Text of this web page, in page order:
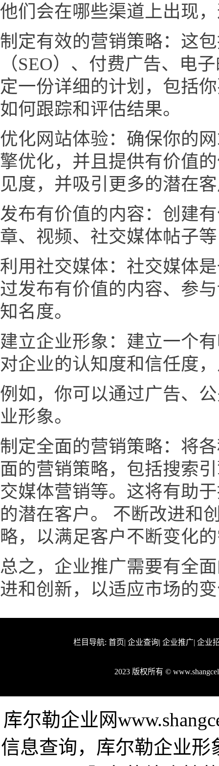
他们会在哪些渠道上出现
制定有效的营销策略：这
（SEO）、付费广告、电
定一份详细的计划，包括
如何跟踪和评估结果。
优化网站体验：确保你的
擎优化，并且提供有价值
见度，并吸引更多的潜在
发布有价值的内容：创建
章、视频、社交媒体帖子
利用社交媒体：社交媒体
过发布有价值的内容、参
知名度。
建立企业形象：建立一个
对企业的认知度和信任度
例如，你可以通过广告、
业形象。
制定全面的营销策略：将
面的营销策略，包括搜索
交媒体营销等。这将有助
的潜在客户。 不断改进和
略，以满足客户不断变化
总之，企业推广需要有全
进和创新，以适应市场的
栏目导航: 首页| 企业查询| 企业推广| 企业
2023 版权所有 ©
库尔勒企业网
信息查询，库尔勒企业